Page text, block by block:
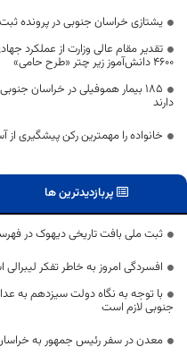
یشتازی خراسان جنوبی در پرونده
تقدیر مقام عالی وزارت از عملکرد
۴۶۰۰ دانش‌آموز زیر چتر «طرح حامی»
۱۸۵ بیمار هموفیلی در خراسان
دارند
خانواده را مهمترین رکن پیشگیری
پربازدیدترین ها
ثبت ملی بافت تاریخی دیهوک در
افسردگی امروز به خاطر تفکر
با توجه به نگاه دولت سیزدهم به
جنوبی لازم است
معدن در سفر رئیس جمهور به